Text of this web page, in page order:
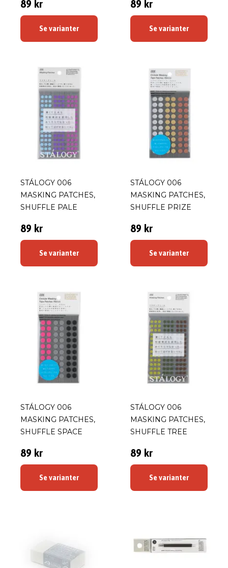
89 kr
Se varianter
89 kr
Se varianter
STÁLOGY 006
MASKING PATCHES,
SHUFFLE PALE
89 kr
Se varianter
STÁLOGY 006
MASKING PATCHES,
SHUFFLE PRIZE
89 kr
Se varianter
STÁLOGY 006
MASKING PATCHES,
SHUFFLE SPACE
89 kr
Se varianter
STÁLOGY 006
MASKING PATCHES,
SHUFFLE TREE
89 kr
Se varianter